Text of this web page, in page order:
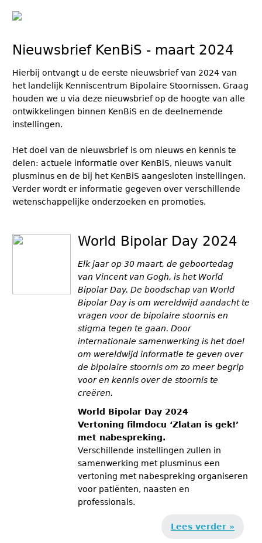
Nieuwsbrief KenBiS - maart 2024
Hierbij ontvangt u de eerste nieuwsbrief van 2024 van
het landelijk Kenniscentrum Bipolaire Stoornissen. Graag
houden we u via deze nieuwsbrief op de hoogte van alle
ontwikkelingen binnen KenBiS en de deelnemende
instellingen.
Het doel van de nieuwsbrief is om nieuws en kennis te
delen: actuele informatie over KenBiS, nieuws vanuit
plusminus en de bij het KenBiS aangesloten instellingen.
Verder wordt er informatie gegeven over verschillende
wetenschappelijke onderzoeken en promoties.
World Bipolar Day 2024
Elk jaar op 30 maart, de geboortedag
van Vincent van Gogh, is het World
Bipolar Day. De boodschap van World
Bipolar Day is om wereldwijd aandacht te
vragen voor de bipolaire stoornis en
stigma tegen te gaan. Door
internationale samenwerking is het doel
om wereldwijd informatie te geven over
de bipolaire stoornis om zo meer begrip
voor en kennis over de stoornis te
creëren.
World Bipolar Day 2024
Vertoning filmdocu ‘Zlatan is gek!’
met nabespreking.
Verschillende instellingen zullen in
samenwerking met plusminus een
vertoning met nabespreking organiseren
voor patiënten, naasten en
professionals.
Lees verder »